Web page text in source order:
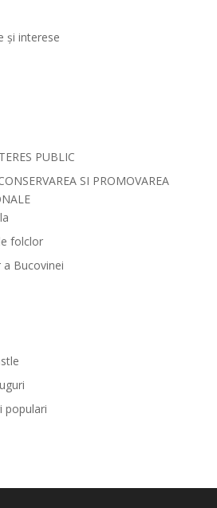
și interese
PUBLIC
SI PROMOVAREA
folclor
Bucovinei
populari